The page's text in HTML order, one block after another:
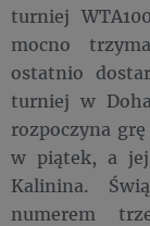
turniej
mocno
ostatnio
turniej w
rozpoczyna
w piątek, a jej
Kalinina.
numerem